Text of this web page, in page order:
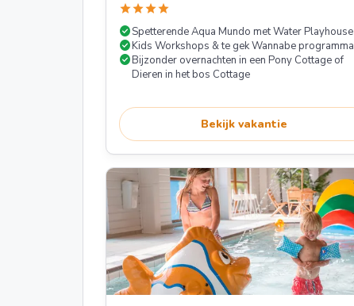
starstarstarstar
check_circleSpetterende Aqua Mundo met Water Playhouse
check_circleKids Workshops & te gek Wannabe programma
check_circleBijzonder overnachten in een Pony Cottage of
Dieren in het bos Cottage
Bekijk vakantie